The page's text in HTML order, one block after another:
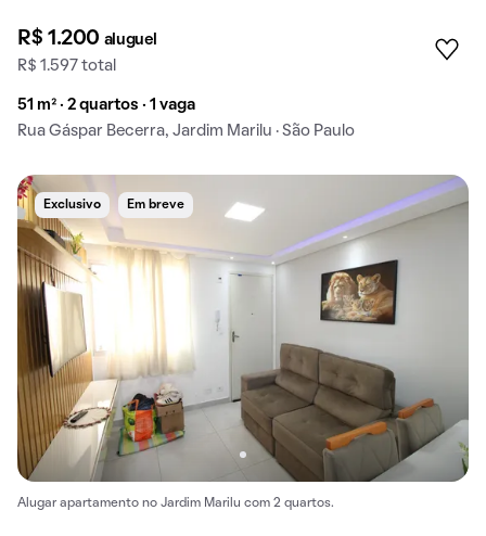
R$ 1.200 aluguel
R$ 1.597 total
51 m² · 2 quartos · 1 vaga
Rua Gáspar Becerra, Jardim Marilu · São Paulo
Exclusivo Em breve
Alugar apartamento no Jardim Marilu com 2 quartos.